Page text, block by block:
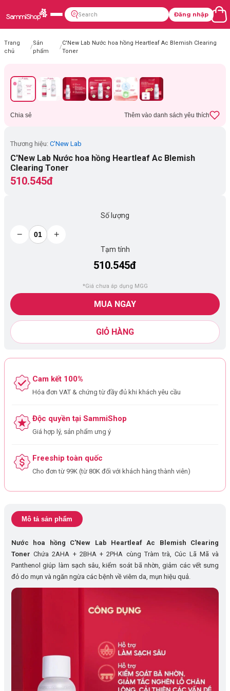
Đăng nhập
Trang
chủ
/
Sản
phẩm
/
C'New Lab Nước hoa hồng Heartleaf Ac Blemish Clearing
Toner
Chia sẻ Thêm vào danh sách yêu thích
Thương hiệu: C'New Lab
C'New Lab Nước hoa hồng Heartleaf Ac Blemish
Clearing Toner
510.545đ
Số lượng
− +
Tạm tính
510.545đ
*Giá chưa áp dụng MGG
MUA NGAY
GIỎ HÀNG
Cam kết 100%
Hóa đơn VAT & chứng từ đầy đủ khi khách yêu cầu
Độc quyền tại SammiShop
Giá hợp lý, sản phẩm ưng ý
Freeship toàn quốc
Cho đơn từ 99K (từ 80K đối với khách hàng thành viên)
Mô tả sản phẩm
Nước hoa hồng C'New Lab Heartleaf Ac Blemish Clearing
TonerChứa 2AHA + 2BHA + 2PHA cùng Tràm trà, Cúc Lã Mã và
Panthenol giúp làm sạch sâu, kiểm soát bã nhờn, giảm các vết sưng
đỏ do mụn và ngăn ngừa các bệnh về viêm da, mụn hiệu quả.